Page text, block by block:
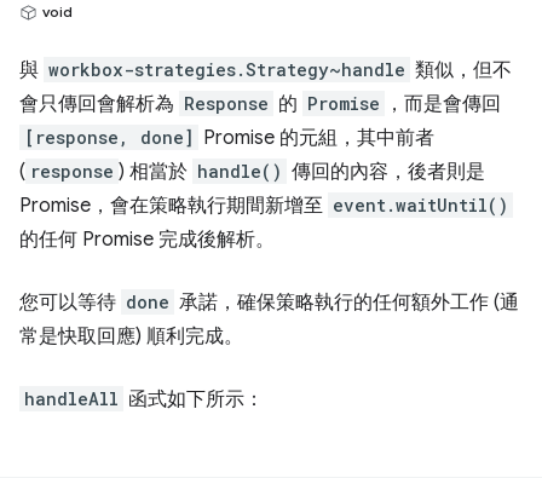
void
與 workbox-strategies.Strategy~handle 類似，但不
會只傳回會解析為 Response 的 Promise ，而是會傳回
[response, done] Promise 的元組，其中前者
( response ) 相當於 handle() 傳回的內容，後者則是
Promise，會在策略執行期間新增至 event.waitUntil()
的任何 Promise 完成後解析。
您可以等待 done 承諾，確保策略執行的任何額外工作 (通
常是快取回應) 順利完成。
handleAll 函式如下所示：